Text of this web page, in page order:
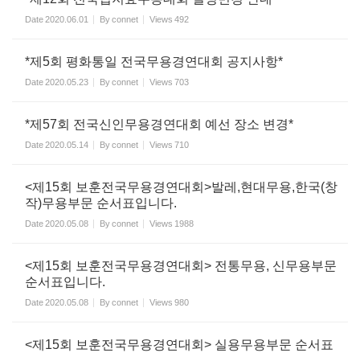
Date2020.06.01 Byconnet Views 492
*제5회 평화통일 전국무용경연대회 공지사항*
Date2020.05.23 Byconnet Views 703
*제57회 전국신인무용경연대회 예선 장소 변경*
Date2020.05.14 Byconnet Views 710
<제15회 보훈전국무용경연대회>발레,현대무용,한국(창
작)무용부문 순서표입니다.
Date2020.05.08 Byconnet Views 1988
<제15회 보훈전국무용경연대회> 전통무용, 신무용부문
순서표입니다.
Date2020.05.08 Byconnet Views 980
<제15회 보훈전국무용경연대회> 실용무용부문 순서표